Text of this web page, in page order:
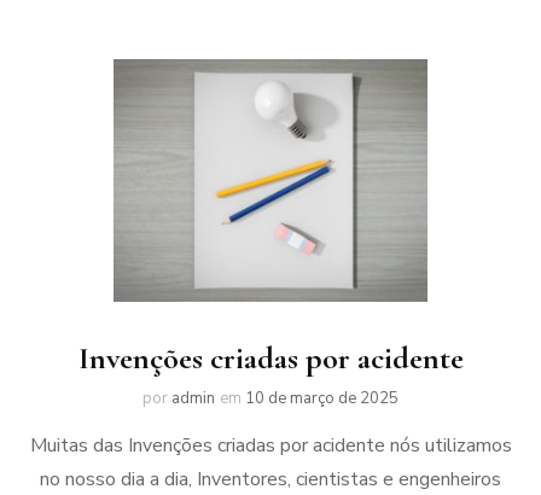
Invenções criadas por acidente
por admin em 10 de março de 2025
Muitas das Invenções criadas por acidente nós utilizamos
no nosso dia a dia, Inventores, cientistas e engenheiros